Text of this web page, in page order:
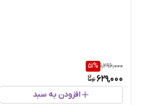
1,296,000
51%
629,000
افزودن به سبد